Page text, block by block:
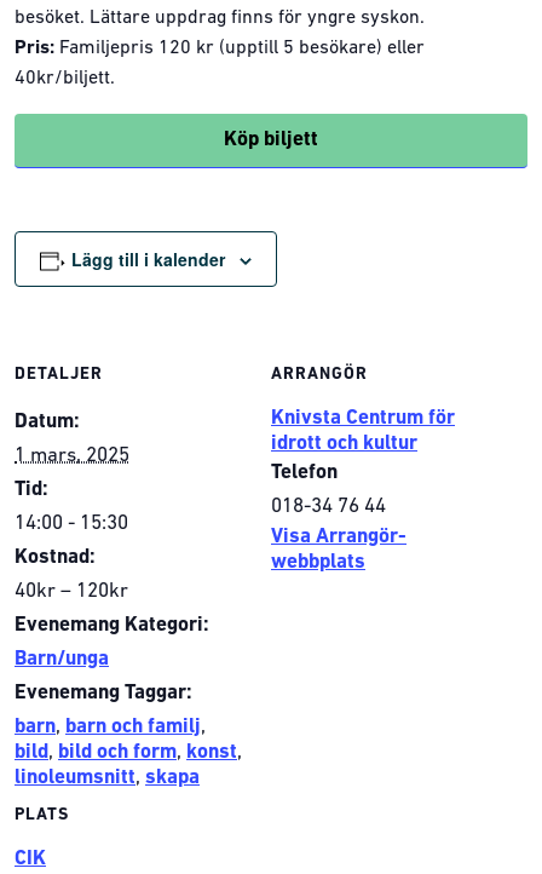
besöket. Lättare uppdrag finns för yngre syskon.
Pris: Familjepris 120 kr (upptill 5 besökare) eller
40kr/biljett.
Köp biljett
Lägg till i kalender
DETALJER
Datum:
1 mars, 2025
Tid:
14:00 - 15:30
Kostnad:
40kr – 120kr
Evenemang Kategori:
Barn/unga
Evenemang Taggar:
barn, barn och familj,
bild , bild och form, konst,
linoleumsnitt, skapa
PLATS
CIK
ARRANGÖR
Knivsta Centrum för
idrott och kultur
Telefon
018-34 76 44
Visa Arrangör-
webbplats